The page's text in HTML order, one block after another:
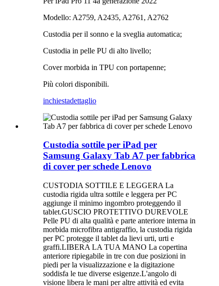
Modello: A2759, A2435, A2761, A2762
Custodia per il sonno e la sveglia automatica;
Custodia in pelle PU di alto livello;
Cover morbida in TPU con portapenne;
Più colori disponibili.
inchiestadettaglio
Custodia sottile per iPad per
Samsung Galaxy Tab A7 per fabbrica
di cover per schede Lenovo
CUSTODIA SOTTILE E LEGGERA La
custodia rigida ultra sottile e leggera per PC
aggiunge il minimo ingombro proteggendo il
tablet.GUSCIO PROTETTIVO DUREVOLE
Pelle PU di alta qualità e parte anteriore interna in
morbida microfibra antigraffio, la custodia rigida
per PC protegge il tablet da lievi urti, urti e
graffi.LIBERA LA TUA MANO La copertina
anteriore ripiegabile in tre con due posizioni in
piedi per la visualizzazione e la digitazione
soddisfa le tue diverse esigenze.L'angolo di
visione libera le mani per altre attività ed evita